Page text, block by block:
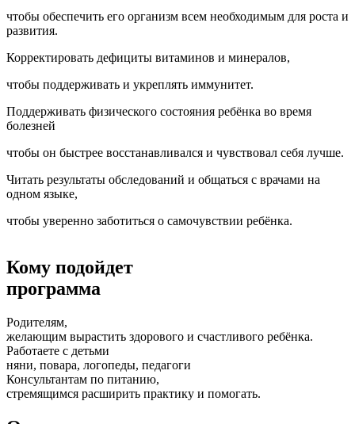
чтобы обеспечить его организм всем необходимым для роста и
развития.
Корректировать дефициты витаминов и минералов,
чтобы поддерживать и укреплять иммунитет.
Поддерживать физического состояния ребёнка во время
болезней
чтобы он быстрее восстанавливался и чувствовал себя лучше.
Читать результаты обследований и общаться с врачами на
одном языке,
чтобы уверенно заботиться о самочувствии ребёнка.
Кому подойдет
программа
Родителям,
желающим вырастить здорового и счастливого ребёнка.
Работаете с детьми
няни, повара, логопеды, педагоги
Консультантам по питанию,
стремящимся расширить практику и помогать.